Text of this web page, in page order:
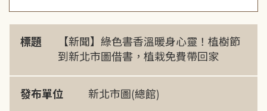
標題
【新聞】綠色書香溫暖身心靈！植樹節
到新北市圖借書，植栽免費帶回家
發布單位 新北市圖(總館)